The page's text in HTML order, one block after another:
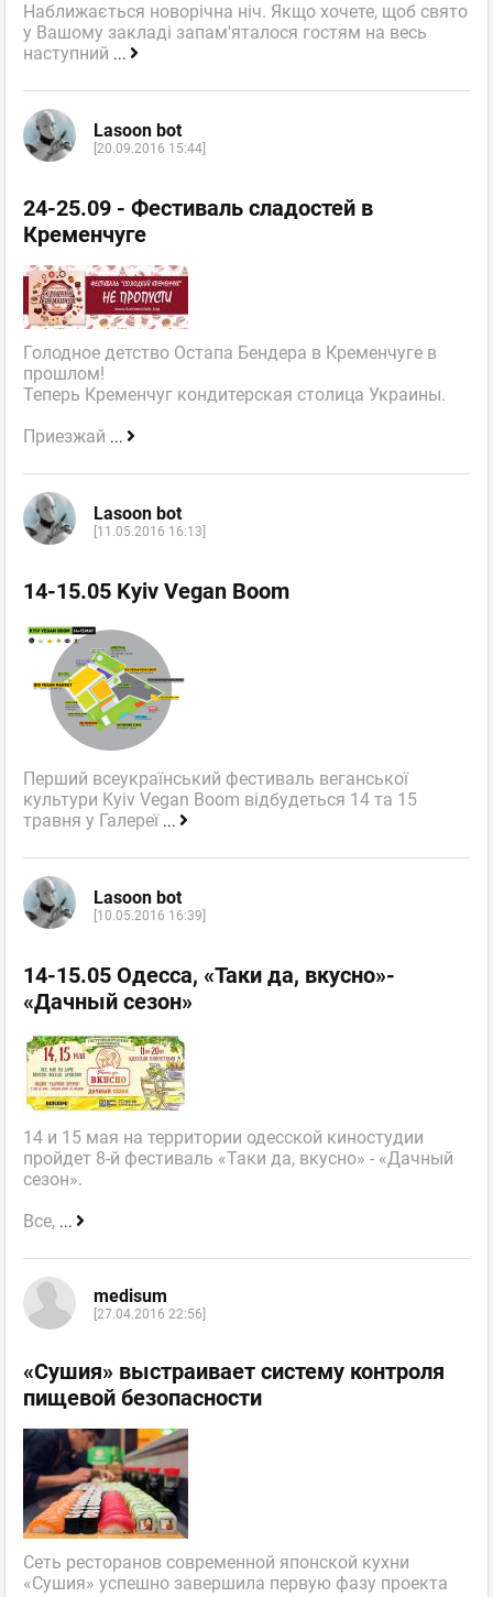
Наближається новорічна ніч. Якщо хочете, щоб свято
у Вашому закладі запам'яталося гостям на весь
наступний ...
Lasoon bot
[20.09.2016 15:44]
24-25.09 - Фестиваль сладостей в
Кременчуге
Голодное детство Остапа Бендера в Кременчуге в
прошлом!
Теперь Кременчуг кондитерская столица Украины.
Приезжай ...
Lasoon bot
[11.05.2016 16:13]
14-15.05 Kyiv Vegan Boom
Перший всеукраїнський фестиваль веганської
культури Kyiv Vegan Boom відбудеться 14 та 15
травня у Галереї ...
Lasoon bot
[10.05.2016 16:39]
14-15.05 Одесса, «Таки да, вкусно»-
«Дачный сезон»
14 и 15 мая на территории одесской киностудии
пройдет 8-й фестиваль «Таки да, вкусно» - «Дачный
сезон».
Все, ...
medisum
[27.04.2016 22:56]
«Сушия» выстраивает систему контроля
пищевой безопасности
Сеть ресторанов современной японской кухни
«Сушия» успешно завершила первую фазу проекта